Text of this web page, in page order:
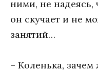
ними, не надеясь,
он скучает и не
занятий…
– Коленька,